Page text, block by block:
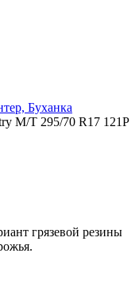
Буханка
M/T 295/70 R17 121P
грязевой резины